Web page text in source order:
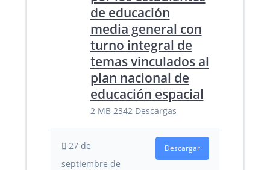
de educación
media general con
turno integral de
temas vinculados al
plan nacional de
educación espacial
2 MB 2342 Descargas
27 de
septiembre de
Descargar